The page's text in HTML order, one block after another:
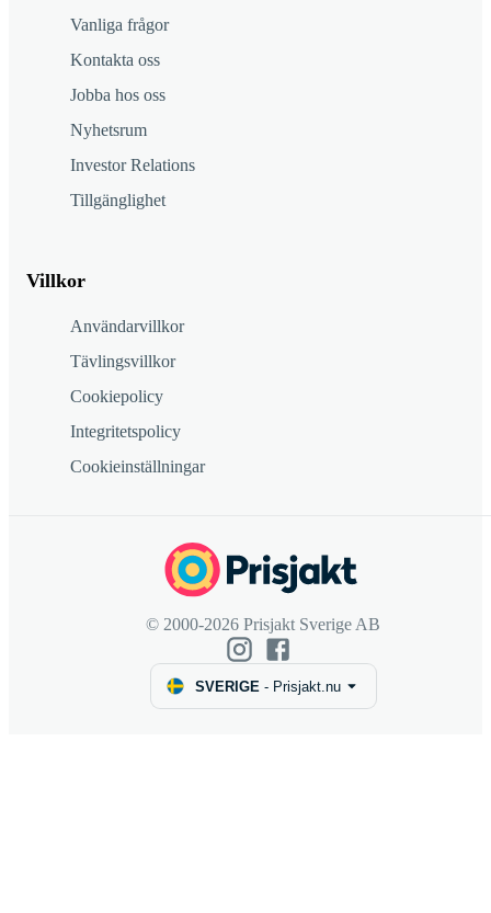
Vanliga frågor
Kontakta oss
Jobba hos oss
Nyhetsrum
Investor Relations
Tillgänglighet
Villkor
Användarvillkor
Tävlingsvillkor
Cookiepolicy
Integritetspolicy
Cookieinställningar
© 2000-2026 Prisjakt Sverige AB
SVERIGE - Prisjakt.nu